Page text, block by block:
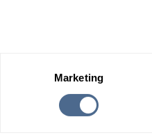
Marketing
Radfeld
Scheffau am
Walchsee